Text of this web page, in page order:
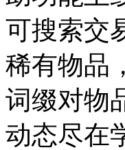
可搜索交
稀有物品
词缀对物
动态尽在